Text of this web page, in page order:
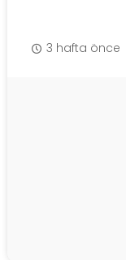
3 hafta önce